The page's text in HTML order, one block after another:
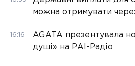
можна отримувати
16:16
AGATA презентувала
душі» на РАІ-Радіо